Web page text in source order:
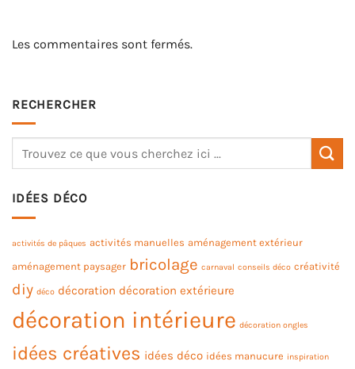
Les commentaires sont fermés.
RECHERCHER
IDÉES DÉCO
activités de pâques activités manuelles aménagement extérieur
aménagement paysager bricolage carnaval conseils déco créativité
diy déco décoration décoration extérieure
décoration intérieure décoration ongles
idées créatives idées déco idées manucure inspiration